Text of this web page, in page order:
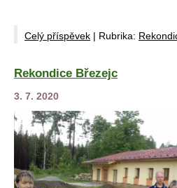
Celý příspěvek | Rubrika:
Rekondice Březejc
3. 7. 2020